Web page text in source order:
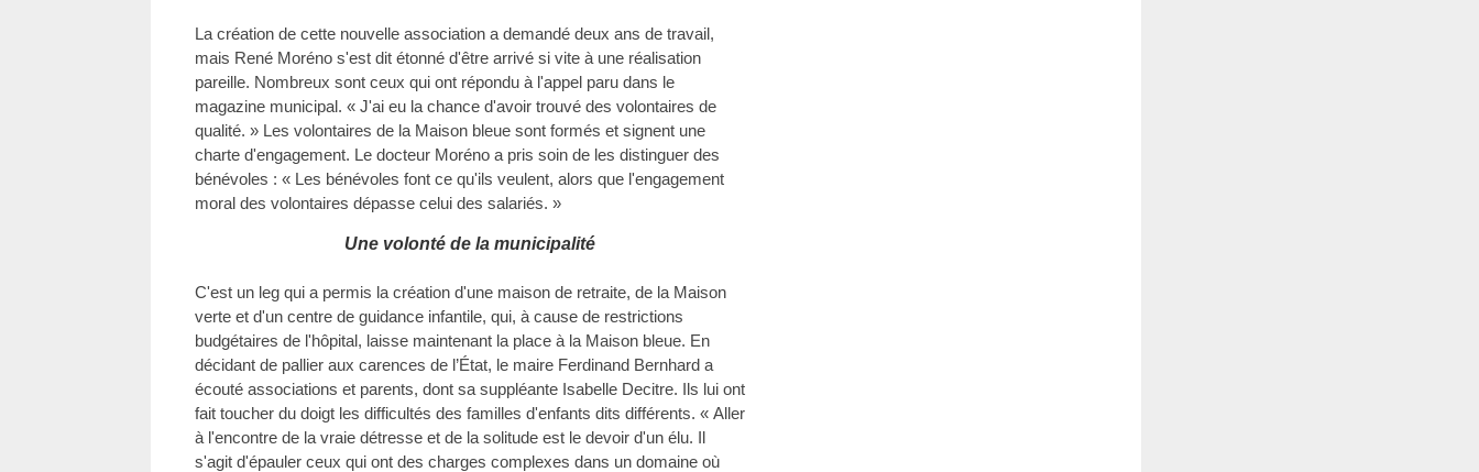
La création de cette nouvelle association a demandé deux ans de travail,
mais René Moréno s'est dit étonné d'être arrivé si vite à une réalisation
pareille. Nombreux sont ceux qui ont répondu à l'appel paru dans le
magazine municipal. « J'ai eu la chance d'avoir trouvé des volontaires de
qualité. » Les volontaires de la Maison bleue sont formés et signent une
charte d'engagement. Le docteur Moréno a pris soin de les distinguer des
bénévoles : « Les bénévoles font ce qu'ils veulent, alors que l'engagement
moral des volontaires dépasse celui des salariés. »
Une volonté de la municipalité
C'est un leg qui a permis la création d'une maison de retraite, de la Maison
verte et d'un centre de guidance infantile, qui, à cause de restrictions
budgétaires de l'hôpital, laisse maintenant la place à la Maison bleue. En
décidant de pallier aux carences de l’État, le maire Ferdinand Bernhard a
écouté associations et parents, dont sa suppléante Isabelle Decitre. Ils lui ont
fait toucher du doigt les difficultés des familles d'enfants dits différents. « Aller
à l'encontre de la vraie détresse et de la solitude est le devoir d'un élu. Il
s'agit d'épauler ceux qui ont des charges complexes dans un domaine où